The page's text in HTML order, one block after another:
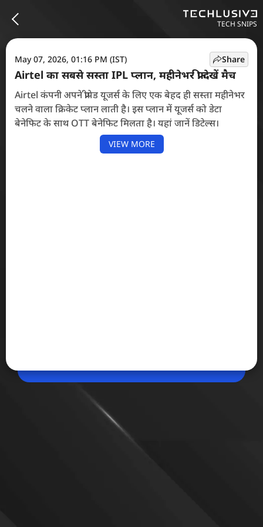
TECH SNIPS
May 07, 2026, 01:16 PM (IST)
Airtel का सबसे सस्ता IPL प्लान, महीनेभर फ्री देखें मैच
Airtel कंपनी अपने प्रीपेड यूजर्स के लिए एक बेहद ही सस्ता महीनेभर
चलने वाला क्रिकेट प्लान लाती है। इस प्लान में यूजर्स को डेटा
बेनेफिट के साथ OTT बेनेफिट मिलता है। यहां जानें डिटेल्स।
VIEW MORE
Share
May 07, 2026, 01:04 PM (IST)
इंसानों के बाद अब रोबोट करेगा पूजा-पाठ
दक्षिण कोरिया में एक ऐसा रोबोट सामने आया है, जो अब पूजा-पाठ
और मंत्रोच्चार भी कर सकता है। ‘Gabi’ नाम का यह रोबोट बौद्ध
Share